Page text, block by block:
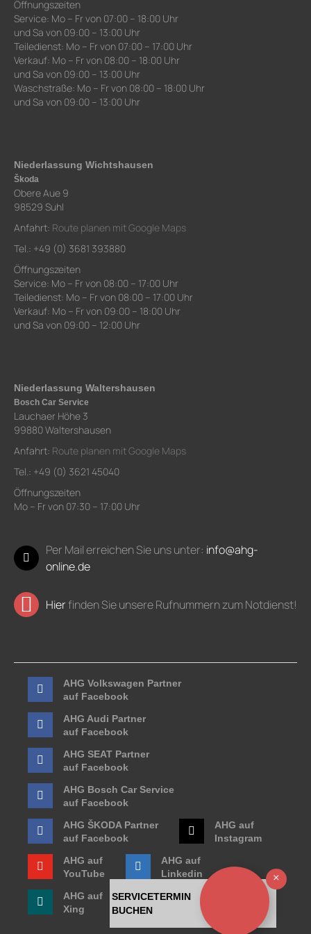
SERVICETERMIN
BUCHEN
Öffnungszeiten
Service: Mo – Fr von 07:00 – 18:00 Uhr
und Sa von 09:00 – 13:00 Uhr
Teiledienst: Mo – Fr von 07:00 – 17:00 Uhr
Verkauf: Mo – Fr von 08:00 – 18:00 Uhr
und Sa von 09:00 – 13:00 Uhr
Waschstraße: Mo – Fr von 08:00 – 18:00 Uhr
und Sa von 09:00 – 13:00 Uhr
Niederlassung Wichtshausen
Škoda
Obere Aue 9
98529 Suhl
Anfahrt: Route planen mit Google Maps
Tel.: +49 (0) 3681 393880
Öffnungszeiten
Service: Mo – Fr von 08:00 – 17:00 Uhr
Teiledienst: Mo – Fr von 08:00 – 17:00 Uhr
Verkauf: Mo – Fr von 09:00 – 18:00 Uhr
und Sa von 09:00 – 12:00 Uhr
Niederlassung Waltershausen
Bosch Car Service
Lauchaer Höhe 3
99880 Waltershausen
Anfahrt: Route planen mit Google Maps
Tel.: +49 (0) 3621 45040
Öffnungszeiten
Mo – Fr von 07:30 – 17:00 Uhr
Per Mail erreichen Sie uns unter: info@ahg-
online.de
Hierfinden Sie unsere Rufnummern zum Notdienst!
AHG Volkswagen Partner
auf Facebook
AHG Audi Partner
auf Facebook
AHG SEAT Partner
auf Facebook
AHG Bosch Car Service
auf Facebook
AHG ŠKODA Partner
auf Facebook
AHG auf
Instagram
AHG auf
YouTube
AHG auf
Linkedin
AHG auf
Xing